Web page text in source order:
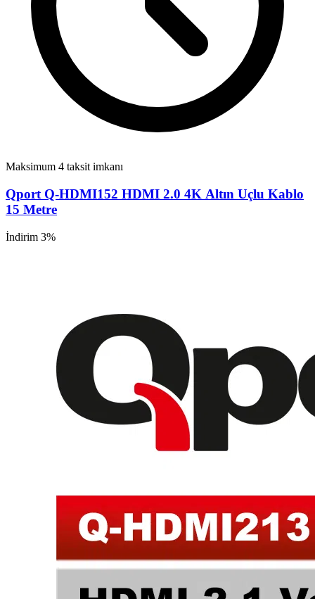
Maksimum 4 taksit imkanı
Qport Q-HDMI152 HDMI 2.0 4K Altın Uçlu Kablo
15 Metre
İndirim 3%